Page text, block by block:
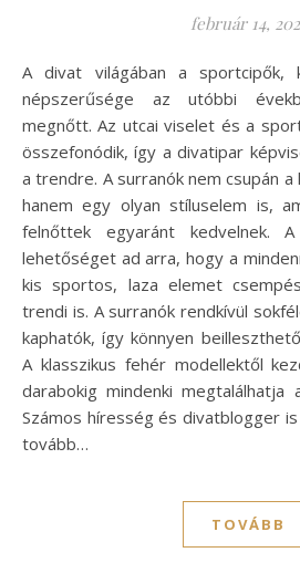
február 14,
A divat világában a sportcipők, különösen a surranók
népszerűsége az utóbbi
megnőtt. Az utcai viselet és a
összefonódik, így a divatipar
a trendre. A surranók nem csupán a
hanem egy olyan stíluselem is,
felnőttek egyaránt kedvelnek.
lehetőséget ad arra, hogy a
kis sportos, laza elemet
trendi is. A surranók rendkívül
kaphatók, így könnyen
A klasszikus fehér modellektől
darabokig mindenki megtalálhatja
Számos híresség és divatblogger
tovább…
TOVÁBB